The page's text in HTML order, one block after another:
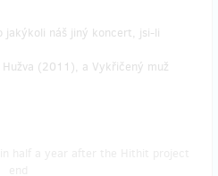
jakýkoli náš jiný koncert, jsi-li
(2011), a Vykřičený muž